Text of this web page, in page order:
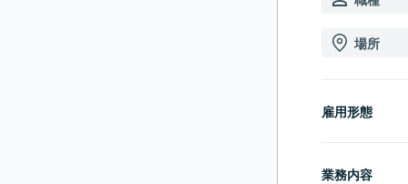
場所
雇用形態
業務内容